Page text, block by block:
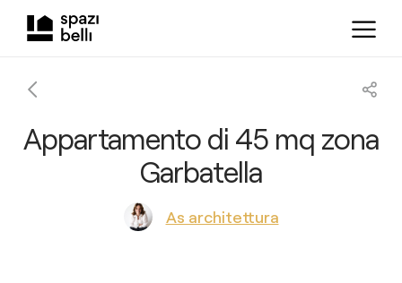
Appartamento di 45 mq zona
Garbatella
As architettura